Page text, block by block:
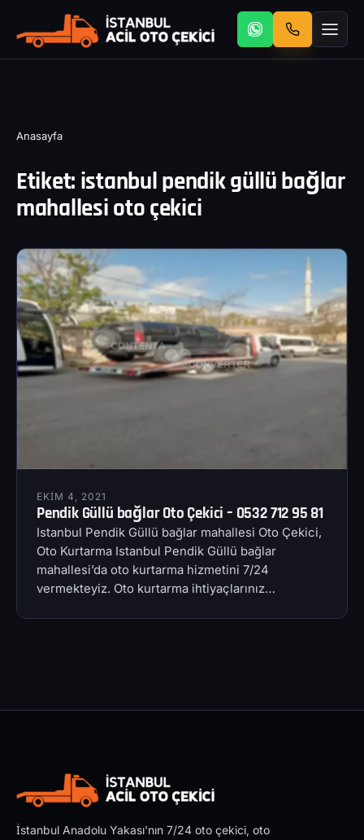
Anasayfa
Etiket: istanbul pendik güllü bağlar
mahallesi oto çekici
EKIM 4, 2021
Pendik Güllü bağlar Oto Çekici – 0532 712 95 81
Istanbul Pendik Güllü bağlar mahallesi Oto Çekici,
Oto Kurtarma Istanbul Pendik Güllü bağlar
mahallesi’da oto kurtarma hizmetini 7/24
vermekteyiz. Oto kurtarma ihtiyaçlarınız…
İstanbul Anadolu Yakası'nın 7/24 oto çekici, oto